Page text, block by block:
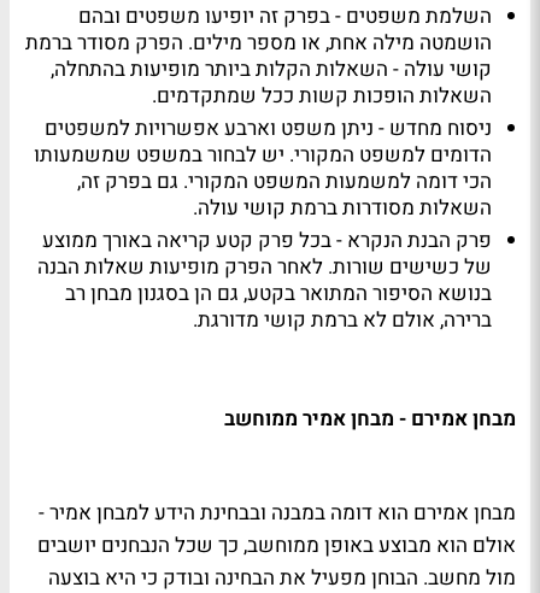
השלמת משפטים - בפרק זה יופיעו משפטים ובהם
הושמטה מילה אחת, או מספר מילים. הפרק מסודר ברמת
קושי עולה - השאלות הקלות ביותר מופיעות בהתחלה,
השאלות הופכות קשות ככל שמתקדמים.
ניסוח מחדש - ניתן משפט וארבע אפשרויות למשפטים
הדומים למשפט המקורי. יש לבחור במשפט שמשמעותו
הכי דומה למשמעות המשפט המקורי. גם בפרק זה,
השאלות מסודרות ברמת קושי עולה.
פרק הבנת הנקרא - בכל פרק קטע קריאה באורך ממוצע
של כשישים שורות. לאחר הפרק מופיעות שאלות הבנה
בנושא הסיפור המתואר בקטע, גם הן בסגנון מבחן רב
ברירה, אולם לא ברמת קושי מדורגת.
מבחן אמירם - מבחן אמיר ממוחשב
מבחן אמירם הוא דומה במבנה ובבחינת הידע למבחן אמיר -
אולם הוא מבוצע באופן ממוחשב, כך שכל הנבחנים יושבים
מול מחשב. הבוחן מפעיל את הבחינה ובודק כי היא בוצעה